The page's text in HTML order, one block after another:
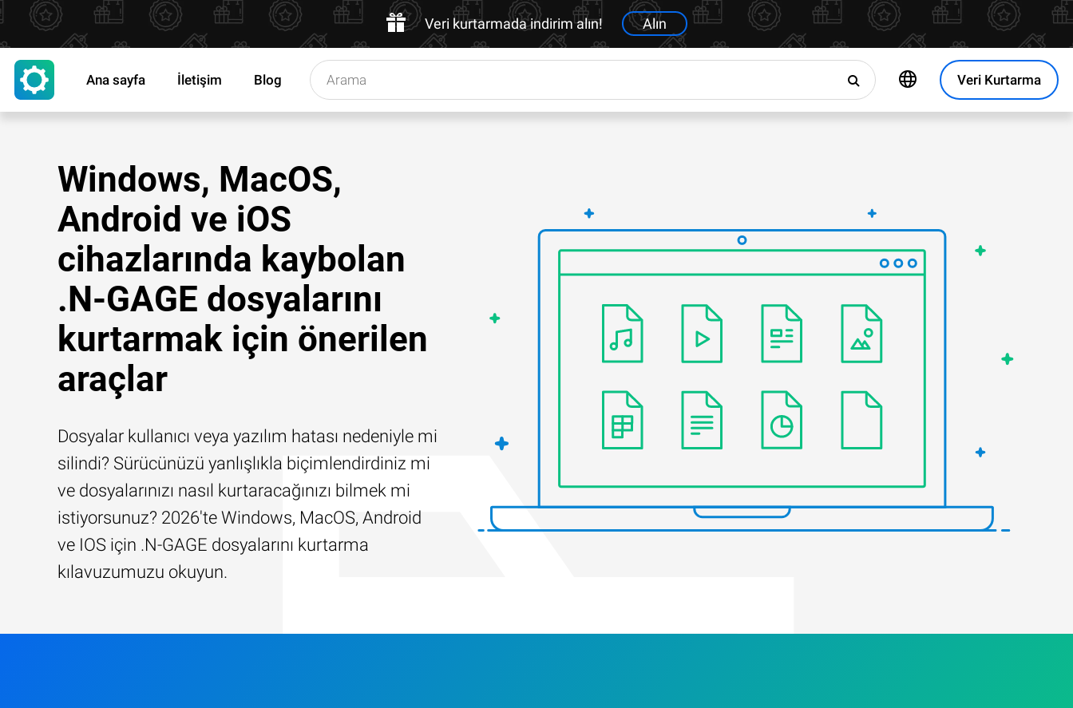
Veri kurtarmada indirim alın! Alın
Veri Kurtarma
Ana sayfa İletişim Blog
Windows, MacOS,
Android ve iOS
cihazlarında kaybolan
.N-GAGE dosyalarını
kurtarmak için önerilen
araçlar
Dosyalar kullanıcı veya yazılım hatası nedeniyle mi
silindi? Sürücünüzü yanlışlıkla biçimlendirdiniz mi
ve dosyalarınızı nasıl kurtaracağınızı bilmek mi
istiyorsunuz? 2026'te Windows, MacOS, Android
ve IOS için .N-GAGE dosyalarını kurtarma
kılavuzumuzu okuyun.